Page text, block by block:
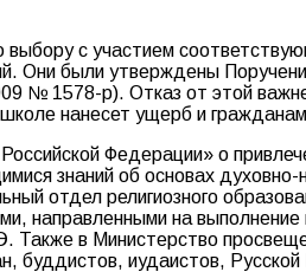
с участием
Они были утверждены
№ 1578-р). Отказ от этой
нанесет ущерб и
Федерации» о
знаний об основах
отдел религиозного
направленными на
в Министерство
буддистов, иудаистов,